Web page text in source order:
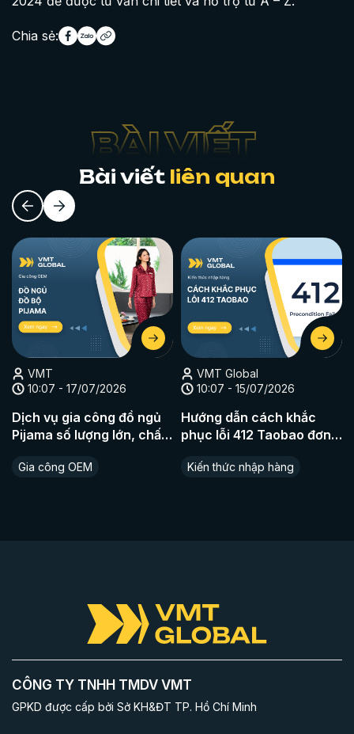
Chia sẻ:
Bài viết liên quan
VMT
10:07 - 17/07/2026
Dịch vụ gia công đồ ngủ
Pijama số lượng lớn, chất
Gia công OEM
VMT Global
10:07 - 15/07/2026
Hướng dẫn cách khắc
phục lỗi 412 Taobao đơn
Kiến thức nhập hàng
CÔNG TY TNHH TMDV VMT
GPKD được cấp bởi Sở KH&ĐT TP. Hồ Chí Minh